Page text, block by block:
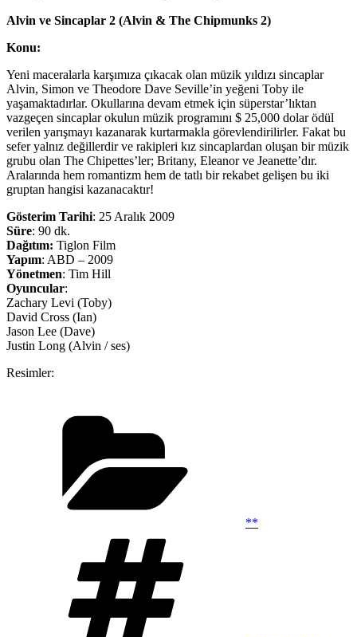
Alvin ve Sincaplar 2 (Alvin & The Chipmunks 2)
Konu:
Yeni maceralarla karşımıza çıkacak olan müzik yıldızı sincaplar
Alvin, Simon ve Theodore Dave Seville’in yeğeni Toby ile
yaşamaktadırlar. Okullarına devam etmek için süperstar’lıktan
vazgeçen sincaplar okulun müzik programını $ 25,000 dolar ödül
verilen yarışmayı kazanarak kurtarmakla görevlendirilirler. Fakat bu
sefer yalnız değillerdir ve rakipleri kız sincaplardan oluşan bir müzik
grubu olan The Chipettes’ler; Britany, Eleanor ve Jeanette’dır.
Aralarında hem romantizm hem de tatlı bir rekabet gelişen bu iki
gruptan hangisi kazanacaktır!
Gösterim Tarihi: 25 Aralık 2009
Süre: 90 dk.
Dağıtım: Tiglon Film
Yapım: ABD – 2009
Yönetmen: Tim Hill
Oyuncular:
Zachary Levi (Toby)
David Cross (Ian)
Jason Lee (Dave)
Justin Long (Alvin / ses)
Resimler:
**